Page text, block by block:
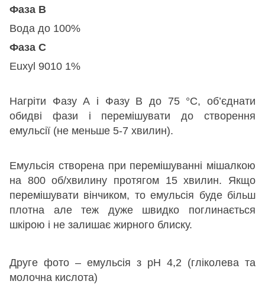
Фаза В
Вода до 100%
Фаза С
Euxyl 9010 1%
Нагріти Фазу А і Фазу В до 75 °С, об’єднати
обидві фази і перемішувати до створення
емульсії (не меньше 5-7 хвилин).
Емульсія створена при перемішуванні мішалкою
на 800 об/хвилину протягом 15 хвилин. Якщо
перемішувати вінчиком, то емульсія буде більш
плотна але теж дуже швидко поглинається
шкірою і не залишає жирного блиску.
Друге фото – емульсія з рН 4,2 (гліколева та
молочна кислота)